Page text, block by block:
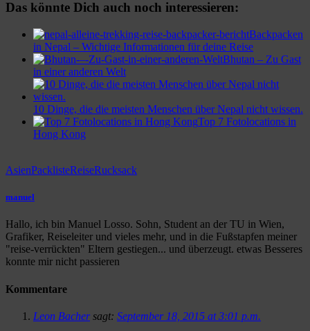
Das könnte Dich auch noch interessieren:
Backpacken
in Nepal – Wichtige Informationen für deine Reise
Bhutan – Zu Gast
in einer anderen Welt
10 Dinge, die die meisten Menschen über Nepal nicht wissen.
Top 7 Fotolocations in
Hong Kong
AsienPacklisteReiseRucksack
manuel
Hallo, ich bin Manuel Losso. Sohn, Student an der TU in Wien,
Grafiker, Reiseleiter und vieles mehr, und in die Fußstapfen meiner
"reise-verrückten" Eltern gestiegen... und überzeugt. etwas Besseres
konnte mir nicht passieren
Kommentare
Leon Bachersagt: September 18, 2015 at 3:01 p.m.